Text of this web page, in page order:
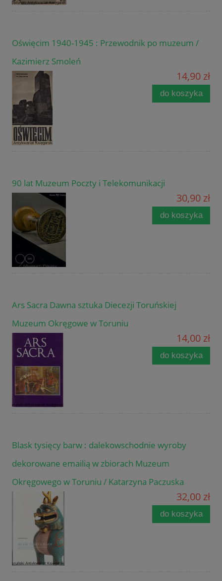
Oświęcim 1940-1945 : Przewodnik po muzeum /
Kazimierz Smoleń
14,90 zł
do koszyka
90 lat Muzeum Poczty i Telekomunikacji
30,90 zł
do koszyka
Ars Sacra Dawna sztuka Diecezji Toruńskiej
Muzeum Okręgowe w Toruniu
14,00 zł
do koszyka
Blask tysięcy barw : dalekowschodnie wyroby
dekorowane emailią w zbiorach Muzeum
Okręgowego w Toruniu / Katarzyna Paczuska
32,00 zł
do koszyka